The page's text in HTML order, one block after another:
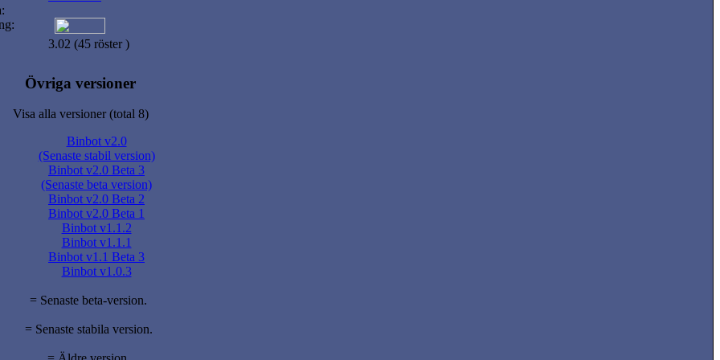
3.02 (45 röster )
Övriga versioner
Visa alla versioner (total 8)
Binbot v2.0
(Senaste stabil version)
Binbot v2.0 Beta 3
(Senaste beta version)
Binbot v2.0 Beta 2
Binbot v2.0 Beta 1
Binbot v1.1.2
Binbot v1.1.1
Binbot v1.1 Beta 3
Binbot v1.0.3
= Senaste beta-version.
= Senaste stabila version.